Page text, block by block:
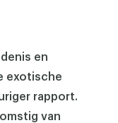
en
exotische
rapport.
van